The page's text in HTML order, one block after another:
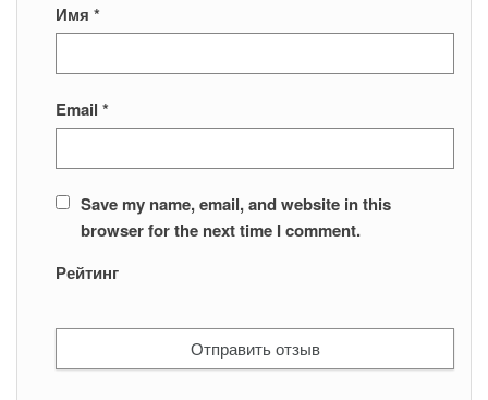
Имя *
Email *
Save my name, email, and website in this
browser for the next time I comment.
Рейтинг